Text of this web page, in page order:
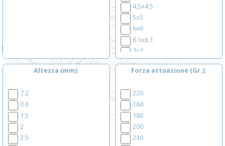
4,5x4,5
5x5
6x6
6.1x6.1
7x7
8x8
10x10
7.4x7.4
12x12
Altezza (mm)
7.2
0.6
1.5
2
2.5
Forza attuazione (Gr.)
220
160
180
200
230